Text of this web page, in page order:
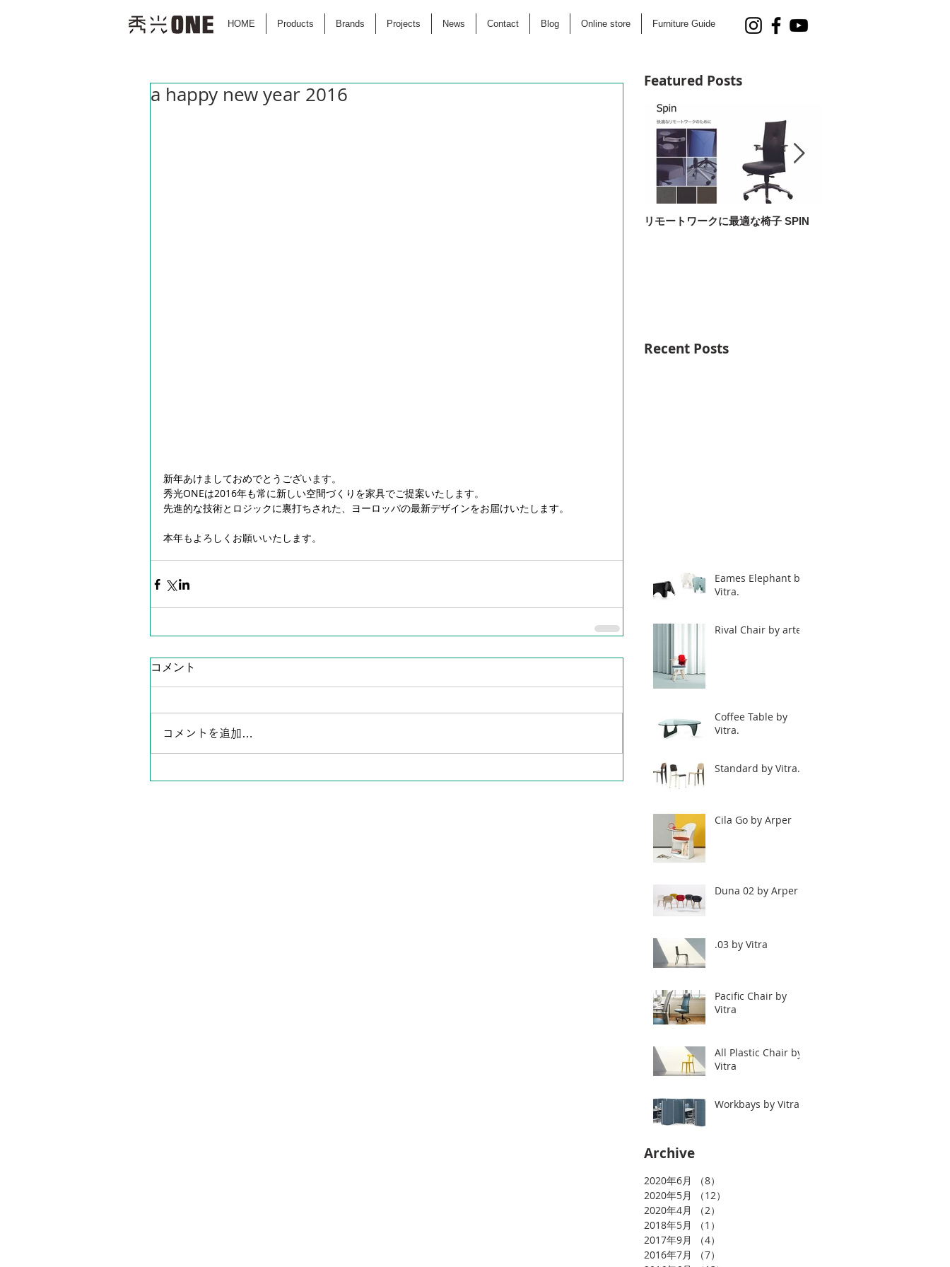
HOME Products Brands Projects News Contact Blog Online store Furniture Guide
a happy new year 2016
新年あけましておめでとうございます。
秀光ONEは2016年も常に新しい空間づくりを家具でご提案いたします。
先進的な技術とロジックに裏打ちされた、ヨーロッパの最新デザインをお届けいたします。
本年もよろしくお願いいたします。
コメント
コメントを追加…
Featured Posts
リモートワークに最適な椅子 SPIN
Recent Posts
Eames Elephant by
Vitra.
Rival Chair by artek
Coffee Table by
Vitra.
Standard by Vitra.
Cila Go by Arper
Duna 02 by Arper
.03 by Vitra
Pacific Chair by
Vitra
All Plastic Chair by
Vitra
Workbays by Vitra.
Archive
2020年6月 （8）
2020年5月
（12）
2020年4月
（2）
2018年5月
（1）
2017年9月
（4）
2016年7月
（7）